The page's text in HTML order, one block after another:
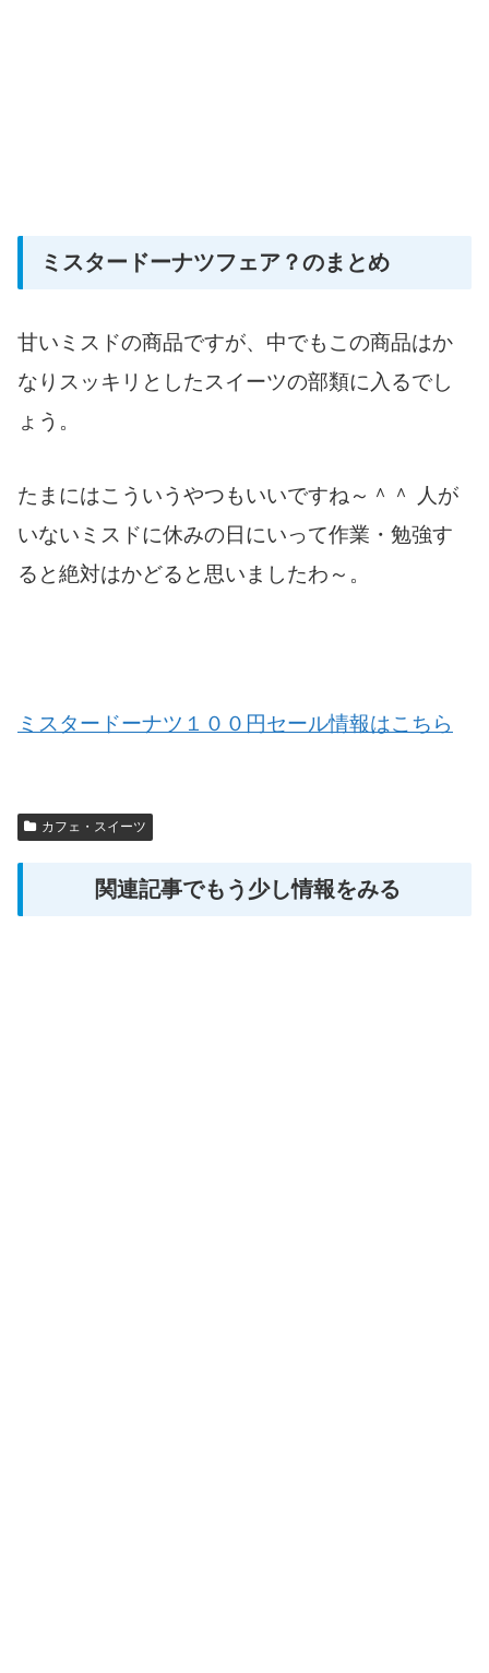
ミスタードーナツフェア？のまとめ
甘いミスドの商品ですが、中でもこの商品はか
なりスッキリとしたスイーツの部類に入るでし
ょう。
たまにはこういうやつもいいですね～＾＾ 人が
いないミスドに休みの日にいって作業・勉強す
ると絶対はかどると思いましたわ～。
ミスタードーナツ１００円セール情報はこちら
カフェ・スイーツ
関連記事でもう少し情報をみる